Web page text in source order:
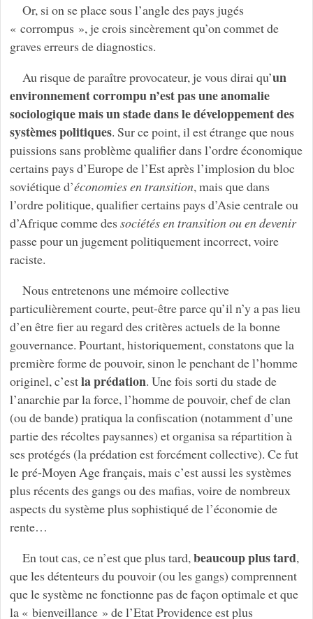
Or, si on se place sous l’angle des pays jugés
« corrompus », je crois sincèrement qu’on commet de
graves erreurs de diagnostics.
Au risque de paraître provocateur, je vous dirai qu’un
environnement corrompu n’est pas une anomalie
sociologique mais un stade dans le développement des
systèmes politiques. Sur ce point, il est étrange que nous
puissions sans problème qualifier dans l’ordre économique
certains pays d’Europe de l’Est après l’implosion du bloc
soviétique d’économies en transition, mais que dans
l’ordre politique, qualifier certains pays d’Asie centrale ou
d’Afrique comme des sociétés en transition ou en devenir
passe pour un jugement politiquement incorrect, voire
raciste.
Nous entretenons une mémoire collective
particulièrement courte, peut-être parce qu’il n’y a pas lieu
d’en être fier au regard des critères actuels de la bonne
gouvernance. Pourtant, historiquement, constatons que la
première forme de pouvoir, sinon le penchant de l’homme
originel, c’estla prédation. Une fois sorti du stade de
l’anarchie par la force, l’homme de pouvoir, chef de clan
(ou de bande) pratiqua la confiscation (notamment d’une
partie des récoltes paysannes) et organisa sa répartition à
ses protégés (la prédation est forcément collective). Ce fut
le pré-Moyen Age français, mais c’est aussi les systèmes
plus récents des gangs ou des mafias, voire de nombreux
aspects du système plus sophistiqué de l’économie de
rente…
En tout cas, ce n’est que plus tard, beaucoup plus tard,
que les détenteurs du pouvoir (ou les gangs) comprennent
que le système ne fonctionne pas de façon optimale et que
la « bienveillance » de l’Etat Providence est plus